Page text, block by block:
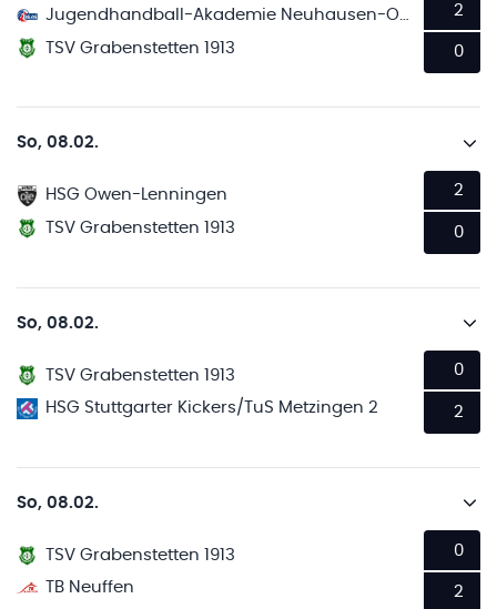
Jugendhandball-Akademie Neuhausen-Ostfildern
TSV Grabenstetten 1913
2
0
So, 08.02.
HSG Owen-Lenningen
TSV Grabenstetten 1913
2
0
So, 08.02.
TSV Grabenstetten 1913
HSG Stuttgarter Kickers/TuS Metzingen 2
0
2
So, 08.02.
TSV Grabenstetten 1913
TB Neuffen
0
2